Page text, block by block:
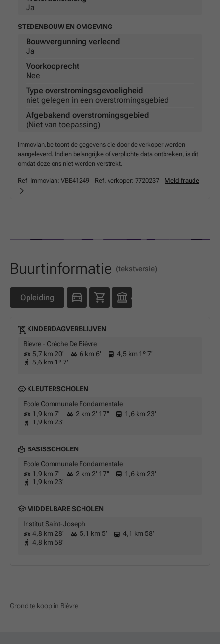
Ja
STEDENBOUW EN OMGEVING
Bouwvergunning verleend
Ja
Voorkooprecht
Nee
Type overstromingsgevoeligheid
niet gelegen in een overstromingsgebied
Afgebakend overstromingsgebied
(Niet van toepassing)
Immovlan.be toont de gegevens die door de verkoper werden
aangeleverd. Indien belangrijke of verplichte data ontbreken, is dit
omdat deze ons niet werden verstrekt.
Ref. Immovlan: VBE41249 Ref. verkoper: 7720237 Meld fraude
Buurtinformatie (tekstversie)
Opleiding
KINDERDAGVERBLIJVEN
Bievre - Crèche De Bièvre
5,7 km 20'
6 km 6'
4,5 km 1º 7'
5,6 km 1º 7'
KLEUTERSCHOLEN
Ecole Communale Fondamentale
1,9 km 7'
2 km 2' 17''
1,6 km 23'
1,9 km 23'
BASISSCHOLEN
Ecole Communale Fondamentale
1,9 km 7'
2 km 2' 17''
1,6 km 23'
1,9 km 23'
MIDDELBARE SCHOLEN
Institut Saint-Joseph
4,8 km 28'
5,1 km 5'
4,1 km 58'
4,8 km 58'
Grond te koop in Bièvre